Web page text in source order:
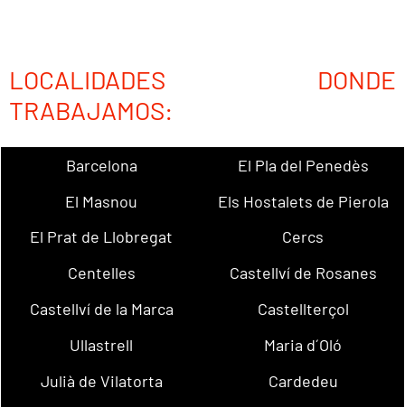
LOCALIDADES DONDE
TRABAJAMOS:
Barcelona
El Pla del Penedès
El Masnou
Els Hostalets de Pierola
El Prat de Llobregat
Cercs
Centelles
Castellví de Rosanes
Castellví de la Marca
Castellterçol
Ullastrell
Maria d´Oló
Julià de Vilatorta
Cardedeu